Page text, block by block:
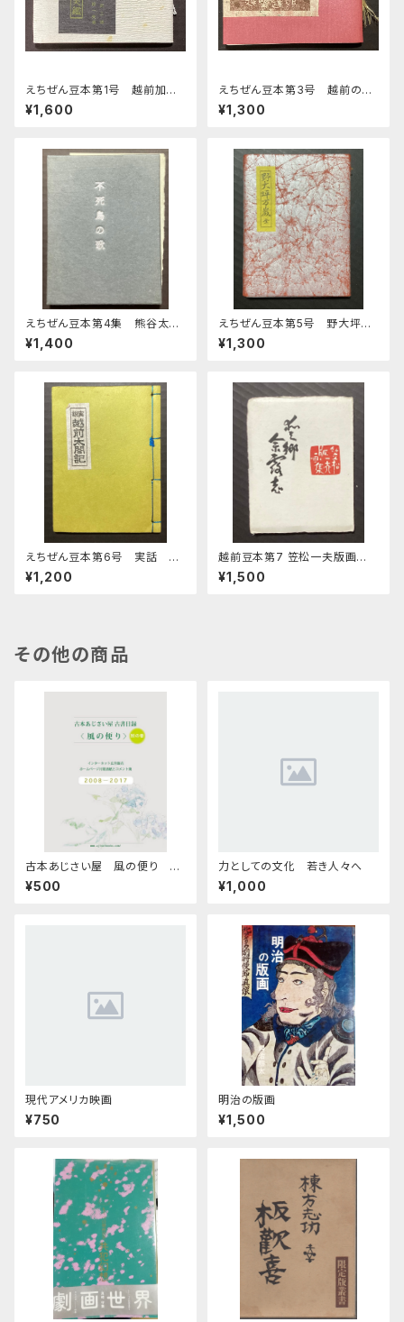
えちぜん豆本第1号 越前加美
鑑
¥1,600
えちぜん豆本第3号 越前の古
窯
¥1,300
えちぜん豆本第4集 熊谷太三
郎歌集
¥1,400
えちぜん豆本第5号 野大坪万
歳 全
¥1,300
えちぜん豆本第6号 実話 越
前太閤記
¥1,200
越前豆本第7 笠松一夫版画
集 愛郷余露志
¥1,500
その他の商品
古本あじさい屋 風の便り 別
巻
¥500
力としての文化 若き人々へ
¥1,000
現代アメリカ映画
¥750
明治の版画
¥1,500